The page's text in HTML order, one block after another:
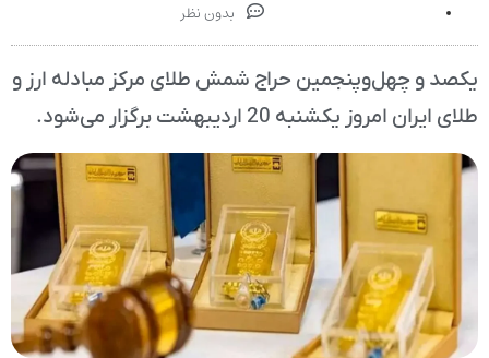
بدون نظر
یکصد و چهل‌وپنجمین حراج شمش طلای مرکز مبادله ارز و
طلای ایران امروز یکشنبه 20 اردیبهشت برگزار می‌شود.